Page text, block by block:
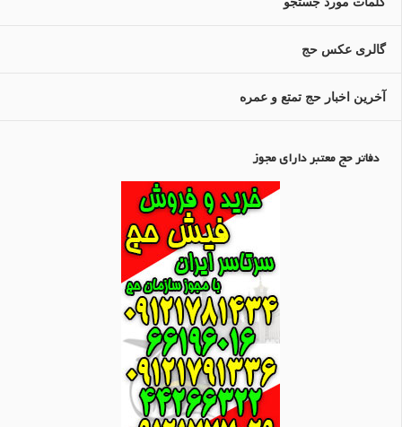
گالری عکس حج
آخرین اخبار حج تمتع و عمره
دفاتر حج معتبر دارای مجوز